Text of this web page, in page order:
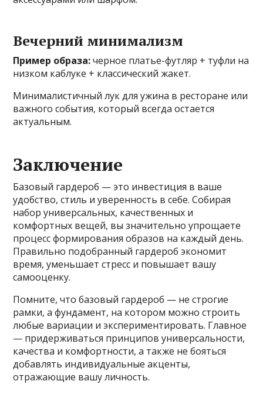
Вечерний минимализм
Пример образа:черное платье-футляр + туфли на
низком каблуке + классический жакет.
Минималистичный лук для ужина в ресторане или
важного события, который всегда остается
актуальным.
Заключение
Базовый гардероб — это инвестиция в ваше
удобство, стиль и уверенность в себе. Собирая
набор универсальных, качественных и
комфортных вещей, вы значительно упрощаете
процесс формирования образов на каждый день.
Правильно подобранный гардероб экономит
время, уменьшает стресс и повышает вашу
самооценку.
Помните, что базовый гардероб — не строгие
рамки, а фундамент, на котором можно строить
любые вариации и экспериментировать. Главное
— придерживаться принципов универсальности,
качества и комфортности, а также не бояться
добавлять индивидуальные акценты,
отражающие вашу личность.